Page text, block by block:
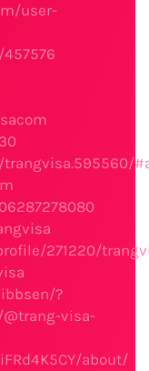
user-
271220/
?
visa-
about/